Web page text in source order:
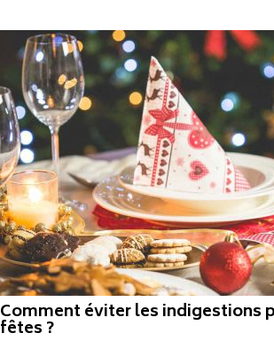
Comment éviter les indigestions
fêtes ?